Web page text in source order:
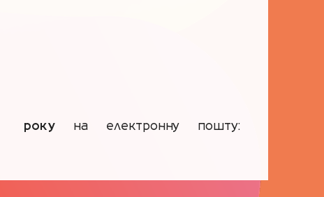
року на електронну пошту: